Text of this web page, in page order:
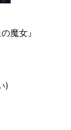
魔女』
)